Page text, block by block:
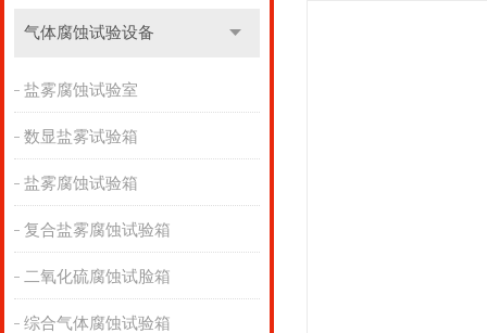
气体腐蚀试验设备
盐雾腐蚀试验室
数显盐雾试验箱
盐雾腐蚀试验箱
复合盐雾腐蚀试验箱
二氧化硫腐蚀试脸箱
综合气体腐蚀试验箱